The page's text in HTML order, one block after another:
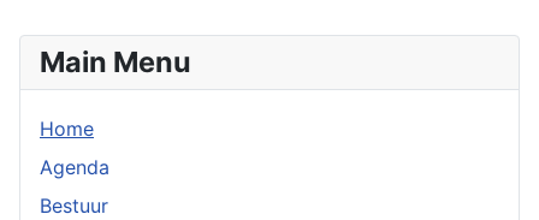
Main Menu
Home
Agenda
Bestuur